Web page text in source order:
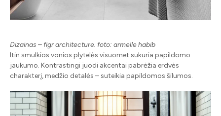
Dizainas – figr architecture. foto: armelle habib
Itin smulkios vonios plytelės visuomet sukuria papildomo
jaukumo. Kontrastingi juodi akcentai pabrėžia erdvės
charakterį, medžio detalės – suteikia papildomos šilumos.